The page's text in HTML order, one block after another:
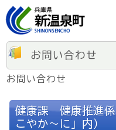
お問い合わせ
お問い合わせ
健康課 健康推進係
こやか～に」内）